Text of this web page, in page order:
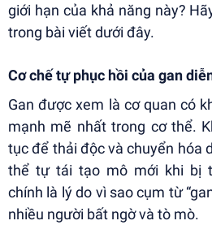
giới hạn của khả năng này?
trong bài viết dưới đây.
Cơ chế tự phục hồi của gan
Gan được xem là cơ quan có
mạnh mẽ nhất trong cơ thể.
tục để thải độc và chuyển hóa
thể tự tái tạo mô mới khi bị
chính là lý do vì sao cụm từ
nhiều người bất ngờ và tò mò.